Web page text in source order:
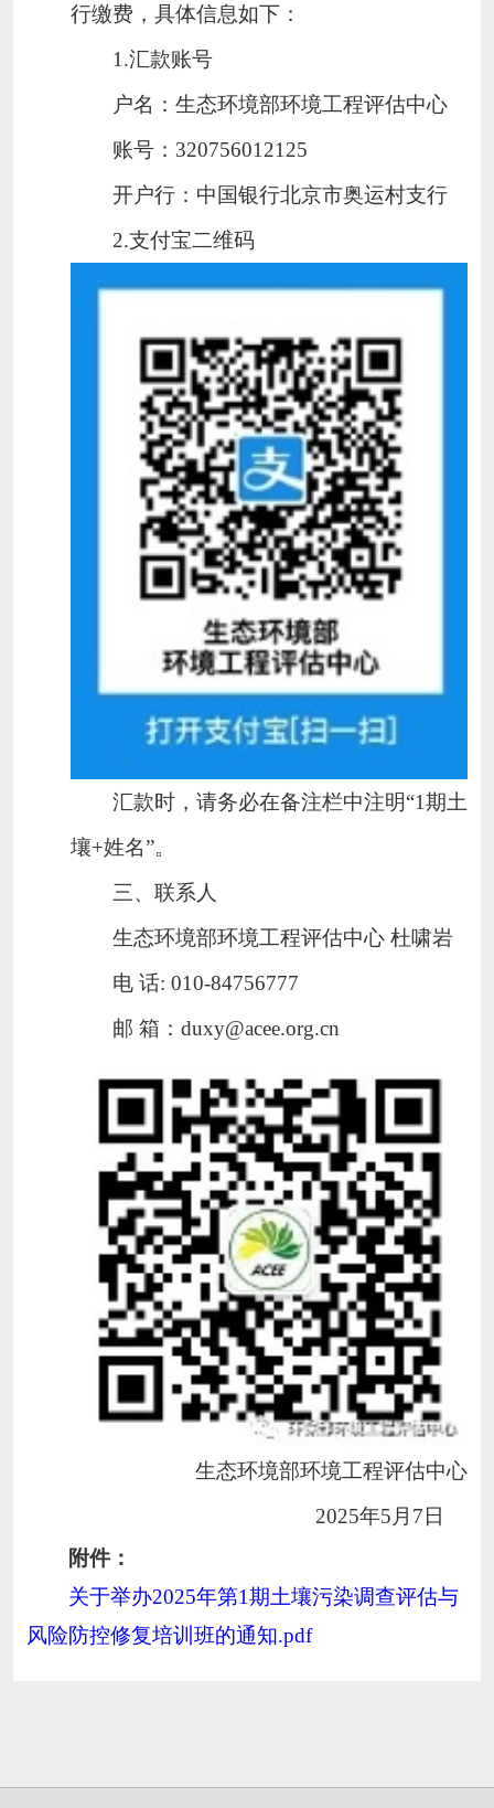
行缴费，具体信息如下：
1.汇款账号
户名：生态环境部环境工程评估中心
账号： 320756012125
开户行：中国银行北京市奥运村支行
2.支付宝二维码
汇款时，请务必在备注栏中注明“1期土
壤+姓名”。
三、联系人
生态环境部环境工程评估中心杜啸岩
电 话: 010-84756777
邮 箱：duxy@acee.org.cn
生态环境部环境工程评估中心
2025年5月 7 日
附件：
关于举办2025年第1期土壤污染调查评估与
风险防控修复培训班的通知.pdf